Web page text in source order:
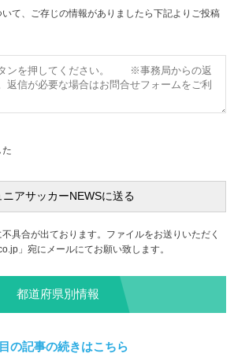
て、ご存じの情報がありましたら下記よりご投稿
具合が出ております。ファイルをお送りいただく
」宛にメールにてお願い致します。
都道府県別情報
の記事の続きはこちら